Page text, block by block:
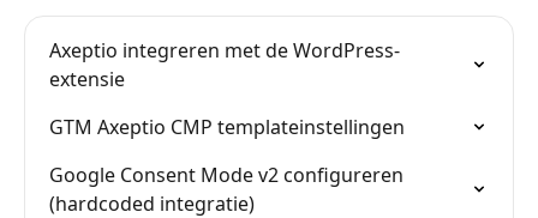
Axeptio integreren met de WordPress-
extensie
GTM Axeptio CMP templateinstellingen
Google Consent Mode v2 configureren
(hardcoded integratie)